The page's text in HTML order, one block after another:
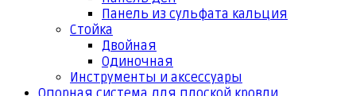
Панель из сульфата кальция
Стойка
Двойная
Одиночная
Инструменты и аксессуары